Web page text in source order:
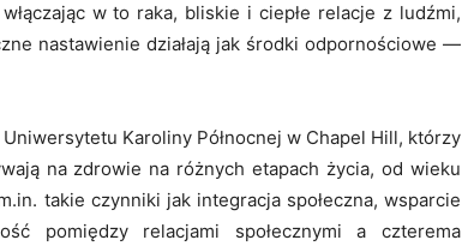
w to raka, bliskie i ciepłe relacje z ludźmi,
nastawienie działają jak środki odpornościowe —
Karoliny Północnej w Chapel Hill, którzy
na zdrowie na różnych etapach życia, od wieku
takie czynniki jak integracja społeczna, wsparcie
pomiędzy relacjami społecznymi a czterema